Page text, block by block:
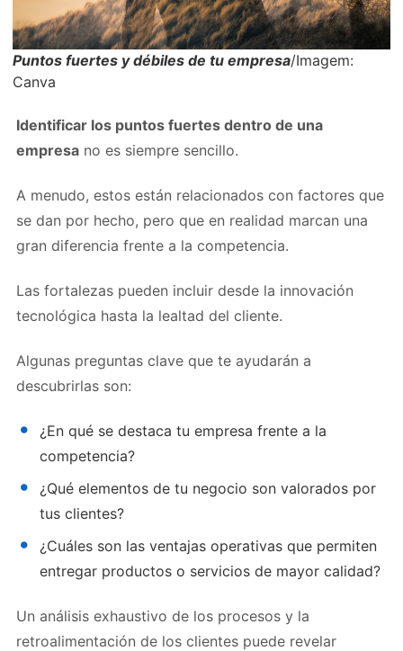
Puntos fuertes y débiles de tu empresa/Imagem:
Canva
Identificar los puntos fuertes dentro de una
empresa no es siempre sencillo.
A menudo, estos están relacionados con factores que
se dan por hecho, pero que en realidad marcan una
gran diferencia frente a la competencia.
Las fortalezas pueden incluir desde la innovación
tecnológica hasta la lealtad del cliente.
Algunas preguntas clave que te ayudarán a
descubrirlas son:
¿En qué se destaca tu empresa frente a la
competencia?
¿Qué elementos de tu negocio son valorados por
tus clientes?
¿Cuáles son las ventajas operativas que permiten
entregar productos o servicios de mayor calidad?
Un análisis exhaustivo de los procesos y la
retroalimentación de los clientes puede revelar